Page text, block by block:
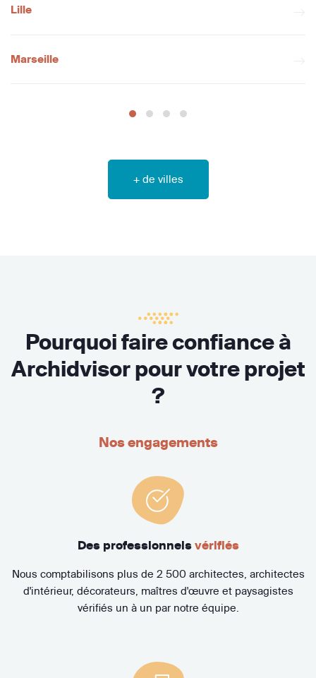
Lille
Marseille
+ de villes
Pourquoi faire confiance à
Archidvisor pour votre projet
?
Nos engagements
Des professionnels vérifiés
Nous comptabilisons plus de 2 500 architectes, architectes
d'intérieur, décorateurs, maîtres d'œuvre et paysagistes
vérifiés un à un par notre équipe.